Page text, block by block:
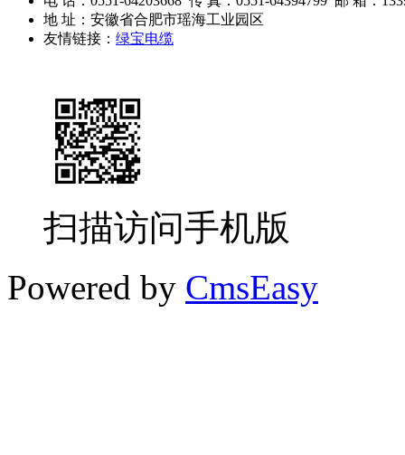
地 址：安徽省合肥市瑶海工业园区
友情链接： 绿宝电缆
扫描访问手机版
Powered by CmsEasy